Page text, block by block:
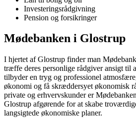
Investeringsrådgivning
Pension og forsikringer
Mødebanken i Glostrup
I hjertet af Glostrup finder man
træffe deres personlige rådgiver ansigt til
tilbyder en tryg og professionel
økonomi og få skræddersyet økonomisk
private og erhvervskunder er
Glostrup afgørende for at skabe
langsigtede økonomiske planer.